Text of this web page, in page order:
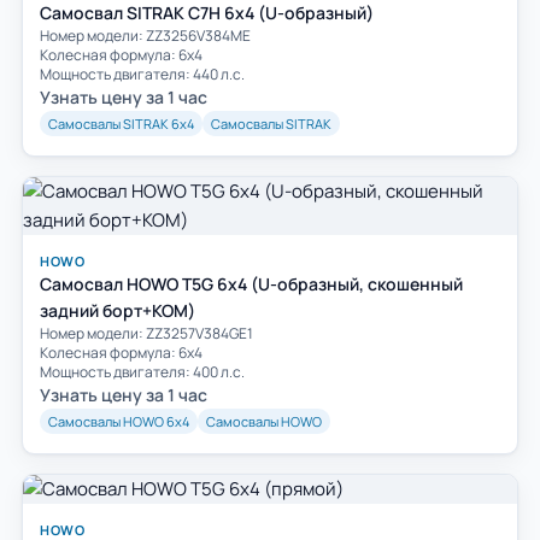
Самосвал SITRAK C7H 6x4 (U-образный)
Номер модели: ZZ3256V384ME
Колесная формула: 6х4
Мощность двигателя: 440 л.с.
Узнать цену за 1 час
Самосвалы SITRAK 6х4 Самосвалы SITRAK
HOWO
Самосвал HOWO T5G 6x4 (U-образный, скошенный
задний борт+КОМ)
Номер модели: ZZ3257V384GE1
Колесная формула: 6х4
Мощность двигателя: 400 л.с.
Узнать цену за 1 час
Самосвалы HOWO 6х4 Самосвалы HOWO
HOWO